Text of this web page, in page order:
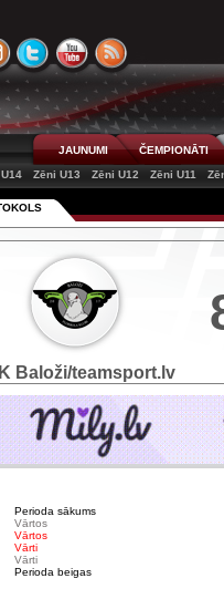
JAUNUMI
ČEMPIONĀTI
Zēni U13 Zēni U12 Zēni U11
Baloži/teamsport.lv
Perioda sākums
Vārtos
Vārtos
Vārti
Vārti
Perioda beigas